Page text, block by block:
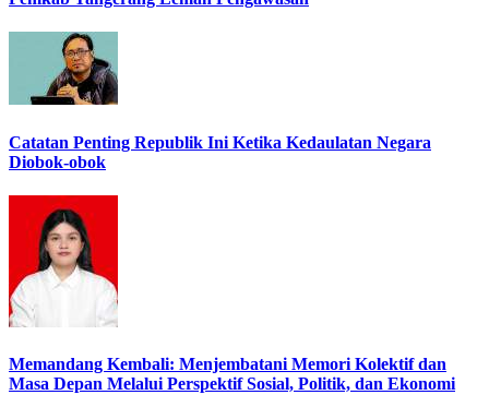
Catatan Penting Republik Ini Ketika Kedaulatan Negara
Diobok-obok
Memandang Kembali: Menjembatani Memori Kolektif dan
Masa Depan Melalui Perspektif Sosial, Politik, dan Ekonomi